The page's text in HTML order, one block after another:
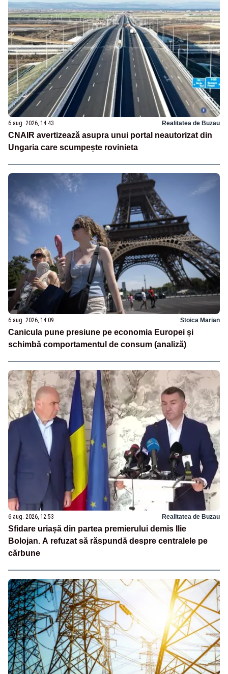
6 aug. 2026, 14:43 Realitatea de Buzau
CNAIR avertizează asupra unui portal neautorizat din
Ungaria care scumpește rovinieta
6 aug. 2026, 14:09 Stoica Marian
Canicula pune presiune pe economia Europei și
schimbă comportamentul de consum (analiză)
6 aug. 2026, 12:53 Realitatea de Buzau
Sfidare uriașă din partea premierului demis Ilie
Bolojan. A refuzat să răspundă despre centralele pe
cărbune